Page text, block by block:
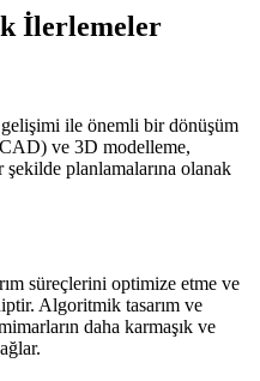
İlerlemeler
gelişimi ile önemli bir dönüşüm
ve 3D modelleme,
planlamalarına olanak
süreçlerini optimize etme ve
Algoritmik tasarım ve
daha karmaşık ve